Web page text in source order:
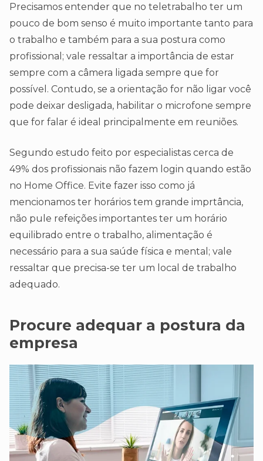
Precisamos entender que no teletrabalho ter um
pouco de bom senso é muito importante tanto para
o trabalho e também para a sua postura como
profissional; vale ressaltar a importância de estar
sempre com a câmera ligada sempre que for
possível. Contudo, se a orientação for não ligar você
pode deixar desligada, habilitar o microfone sempre
que for falar é ideal principalmente em reuniões.
Segundo estudo feito por especialistas cerca de
49% dos profissionais não fazem login quando estão
no Home Office. Evite fazer isso como já
mencionamos ter horários tem grande imprtância,
não pule refeições importantes ter um horário
equilibrado entre o trabalho, alimentação é
necessário para a sua saúde física e mental; vale
ressaltar que precisa-se ter um local de trabalho
adequado.
Procure adequar a postura da
empresa